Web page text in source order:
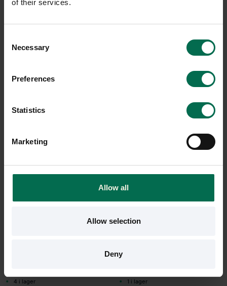
of their services.
Selection
Necessary
Preferences
Statistics
Marketing
Allow all
Allow selection
Deny
4550 kr
Sparar miljön ca 90 kg
Sparar miljön ca 90 kg
Begagnad
4 i lager
Begagnad
3800 kr
1 i lager